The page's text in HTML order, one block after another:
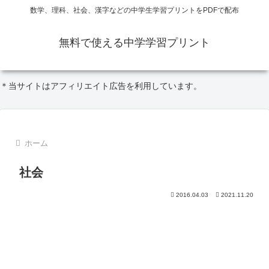
数学、理科、社会、漢字などの中学生学習プリントをPDFで配布
無料で使える中学学習プリント
＊当サイトはアフィリエイト広告を利用しています。
ホーム
社会
2016.04.03 2021.11.20